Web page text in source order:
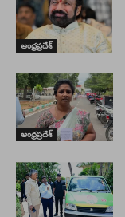
ఆంధ్రప్రదేశ్
ఆంధ్రప్రదేశ్